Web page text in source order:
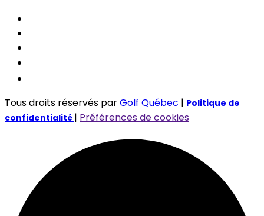
Tous droits réservés parGolf Québec | Politique de
confidentialité | Préférences de cookies